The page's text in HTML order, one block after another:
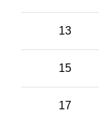
13
15
17